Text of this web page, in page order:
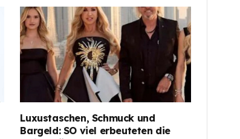
Luxustaschen, Schmuck und
Bargeld: SO viel erbeuteten die